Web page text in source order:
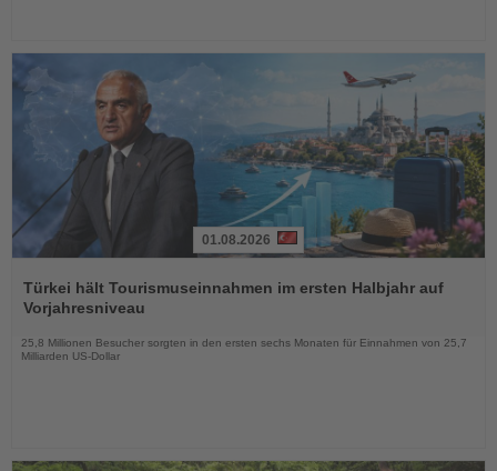
Sie
die
Nachrichten
01.08.2026
Türkei hält Tourismuseinnahmen im ersten Halbjahr auf
Vorjahresniveau
25,8 Millionen Besucher sorgten in den ersten sechs Monaten für Einnahmen von 25,7
Milliarden US-Dollar